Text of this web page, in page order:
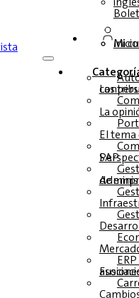
Mi
Las personas detrás
La
El
Perspectivas de la comunidad SAP
Administración y
Fusiones, adquisiciones